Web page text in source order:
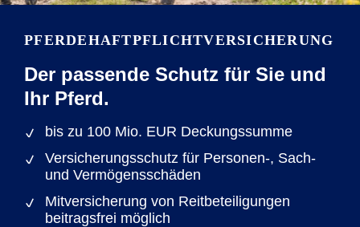
PFERDEHAFTPFLICHTVERSICHERUNG
Der passende Schutz für Sie und
Ihr Pferd.
bis zu 100 Mio. EUR Deckungssumme
Versicherungsschutz für Personen-, Sach-
und Vermögensschäden
Mitversicherung von Reitbeteiligungen
beitragsfrei möglich